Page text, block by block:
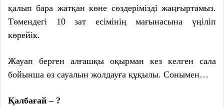
қалып бара жатқан көне сөздерімізді жаңғыртамыз.
Төмендегі 10 зат есімінің мағынасына үңіліп
көрейік.
Жауап берген алғашқы оқырман кез келген сала
бойынша өз сауалын жолдауға құқылы. Сонымен…
Қалбағай – ?